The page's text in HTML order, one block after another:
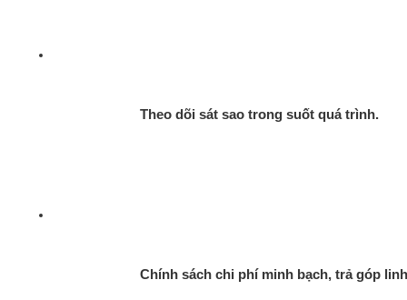
Theo dõi sát sao trong suốt quá trình.
Chính sách chi phí minh bạch, trả góp